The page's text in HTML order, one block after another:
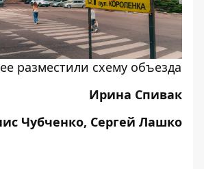
разместили схему объезда
Ирина Спивак
Чубченко, Сергей Лашко